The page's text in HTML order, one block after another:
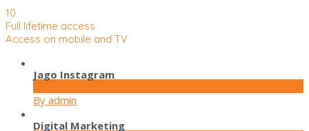
10
Full lifetime access
Access on mobile and TV
Jago Instagram
By admin
Digital Marketing